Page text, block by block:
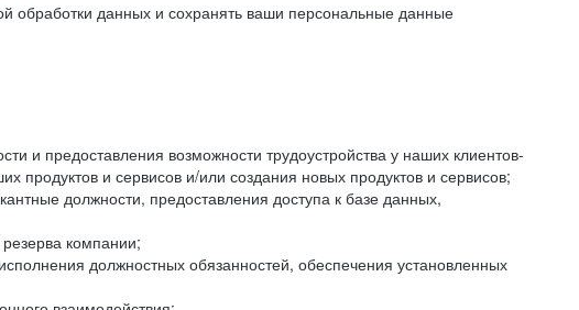
обработки данных и сохранять ваши персональные данные
и предоставления возможности трудоустройства у наших клиентов-
и сервисов и/или создания новых продуктов и сервисов;
должности, предоставления доступа к базе данных,
компании;
должностных обязанностей, обеспечения установленных